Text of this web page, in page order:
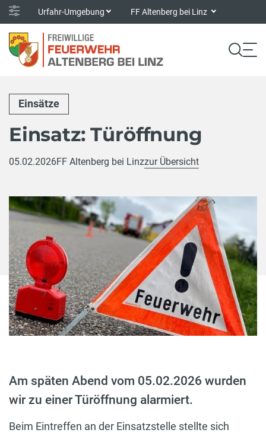
Urfahr-Umgebung FF Altenberg bei Linz
Einsätze
Einsatz: Türöffnung
05.02.2026FF Altenberg bei Linzzur Übersicht
Am späten Abend vom 05.02.2026 wurden
wir zu einer Türöffnung alarmiert.
Beim Eintreffen an der Einsatzstelle stellte sich